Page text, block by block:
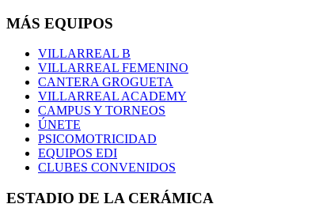
MÁS EQUIPOS
VILLARREAL B
VILLARREAL FEMENINO
CANTERA GROGUETA
VILLARREAL ACADEMY
CAMPUS Y TORNEOS
ÚNETE
PSICOMOTRICIDAD
EQUIPOS EDI
CLUBES CONVENIDOS
ESTADIO DE LA CERÁMICA